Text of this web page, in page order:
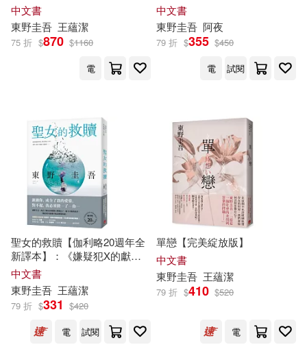
中文書
東野圭吾 王蘊潔
75 折 $870 $1160
電
中文書
東野圭吾 阿夜
79 折 $355 $450
電
試閱
聖女的救贖【伽利略20週年全
新譯本】：《嫌疑犯X的獻
身》姊妹作，東野式謎團最高
峰!日本熱賣突破百萬冊，名譯
者王蘊潔全新翻譯!
中文書
東野圭吾 王蘊潔
79 折 $331 $420
電
試閱
單戀【完美綻放版】
中文書
東野圭吾 王蘊潔
79 折 $410 $520
電